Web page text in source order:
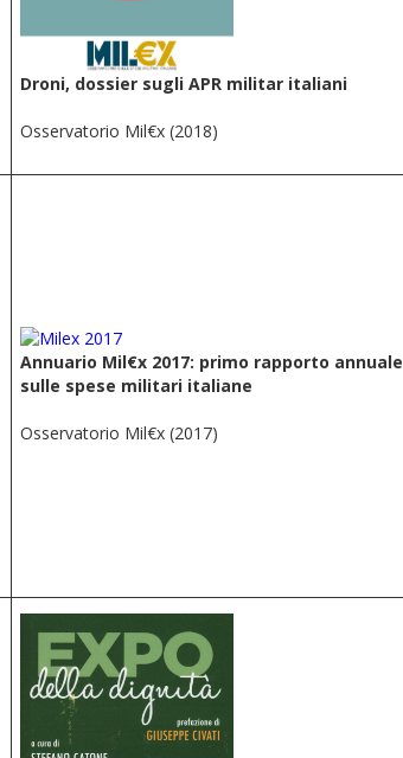
Droni, dossier sugli APR militar italiani
Osservatorio Mil€x (2018)
Annuario Mil€x 2017: primo rapporto annuale
sulle spese militari italiane
Osservatorio Mil€x (2017)